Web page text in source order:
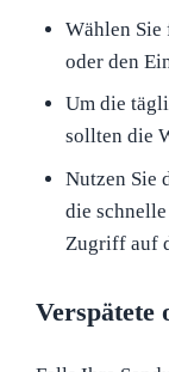
Wählen Sie
oder den
Um die
sollten die
Nutzen Sie
die
Zugriff auf
Verspätete